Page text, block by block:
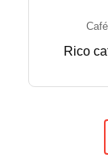
Rico